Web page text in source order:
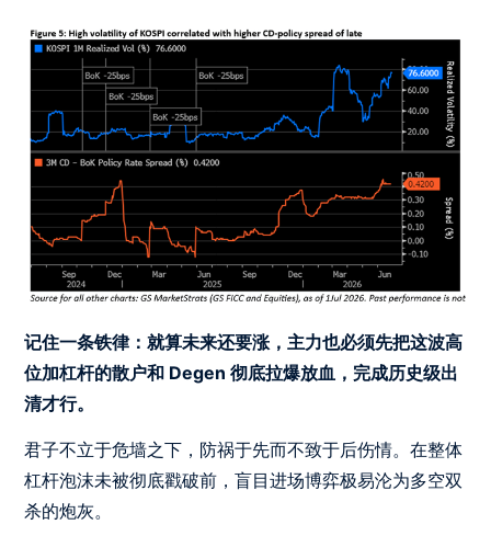
记住一条铁律：就算未来还要涨，主力也必须先把这波高
位加杠杆的散户和 Degen 彻底拉爆放血，完成历史级出
清才行。
君子不立于危墙之下，防祸于先而不致于后伤情。在整体
杠杆泡沫未被彻底戳破前，盲目进场博弈极易沦为多空双
杀的炮灰。